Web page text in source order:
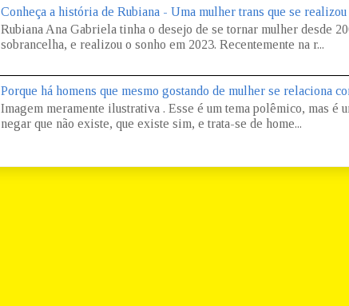
Conheça a história de Rubiana - Uma mulher trans que se realizou
Rubiana Ana Gabriela tinha o desejo de se tornar mulher desde
sobrancelha, e realizou o sonho em 2023. Recentemente na r...
Porque há homens que mesmo gostando de mulher se relaciona
Imagem meramente ilustrativa . Esse é um tema polêmico, mas é
negar que não existe, que existe sim, e trata-se de home...